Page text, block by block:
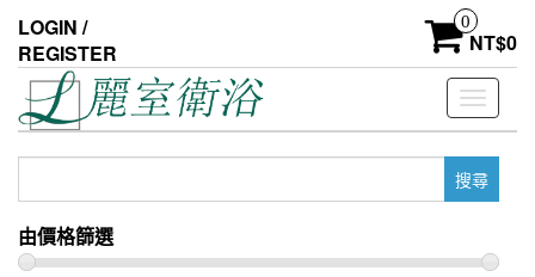
the
content
LOGIN /
REGISTER
0
NT$0
Toggle
鍵
字:
由價格篩選